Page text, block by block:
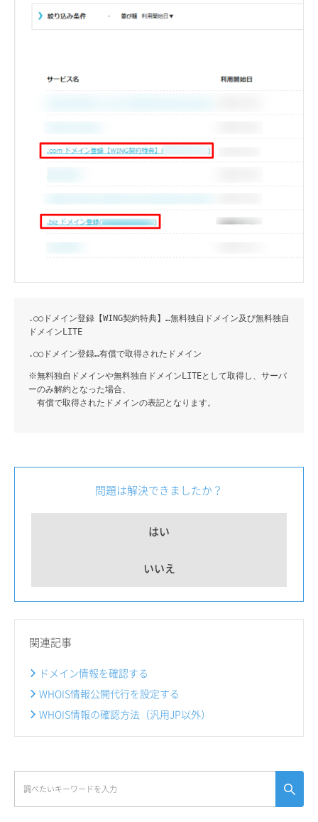
.○○ドメイン登録【WING契約特典】 …無料独自ドメイン及び無料独自
ドメインLITE
.○○ドメイン登録…有償で取得されたドメイン
※無料独自ドメインや無料独自ドメインLITEとして取得し、サーバ
ーのみ解約となった場合、
有償で取得されたドメインの表記となります。
問題は解決できましたか？
はい
いいえ
関連記事
ドメイン情報を確認する
WHOIS情報公開代行を設定する
WHOIS情報の確認方法（汎用JP以外）